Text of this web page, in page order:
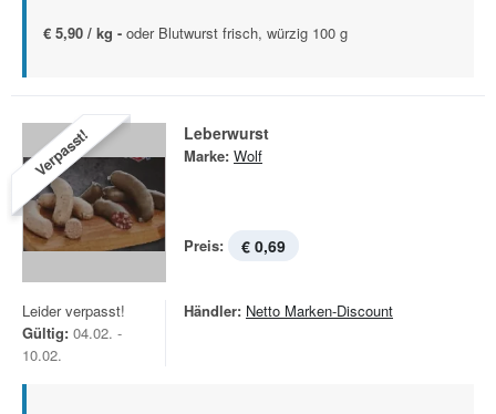
€ 5,90 / kg - oder Blutwurst frisch, würzig 100 g
Verpasst! Leberwurst
Marke: Wolf
Preis: € 0,69
Leider verpasst!
Gültig: 04.02. -
10.02.
Händler: Netto Marken-Discount